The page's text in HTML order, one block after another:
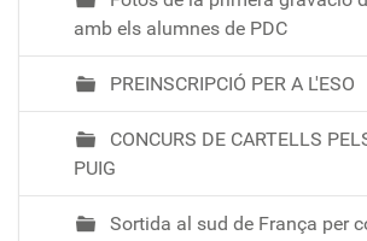
amb els alumnes de PDC
PREINSCRIPCIÓ PER A L'ESO
CONCURS DE CARTELLS
PUIG
Sortida al sud de França per